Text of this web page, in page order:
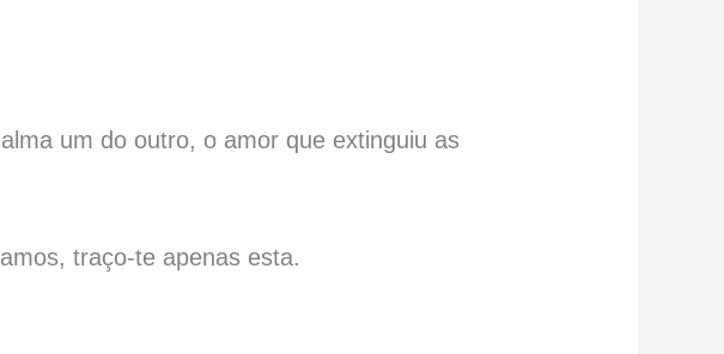
um do outro, o amor que extinguiu as
traço-te apenas esta.